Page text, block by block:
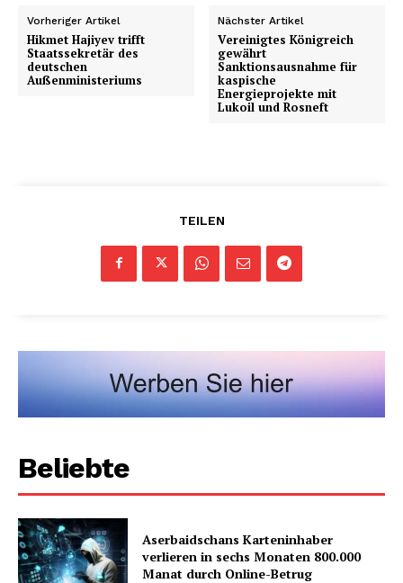
Vorheriger Artikel
Hikmet Hajiyev trifft
Staatssekretär des
deutschen
Außenministeriums
Nächster Artikel
Vereinigtes Königreich
gewährt
Sanktionsausnahme für
kaspische
Energieprojekte mit
Lukoil und Rosneft
TEILEN
Beliebte
Aserbaidschans Karteninhaber
verlieren in sechs Monaten 800.000
Manat durch Online-Betrug